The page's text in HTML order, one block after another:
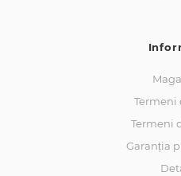
Termeni
Termeni
Garanția